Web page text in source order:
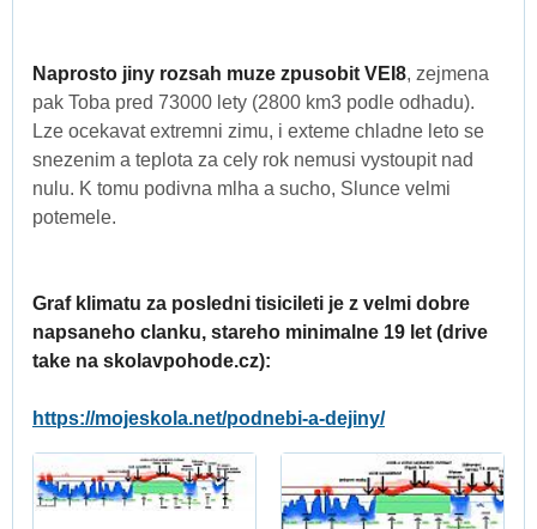
Naprosto jiny rozsah muze zpusobit VEI8, zejmena
pak Toba pred 73000 lety (2800 km3 podle odhadu).
Lze ocekavat extremni zimu, i exteme chladne leto se
snezenim a teplota za cely rok nemusi vystoupit nad
nulu. K tomu podivna mlha a sucho, Slunce velmi
potemele.
Graf klimatu za posledni tisicileti je z velmi dobre
napsaneho clanku, stareho minimalne 19 let (drive
take na skolavpohode.cz):
https://mojeskola.net/podnebi-a-dejiny/